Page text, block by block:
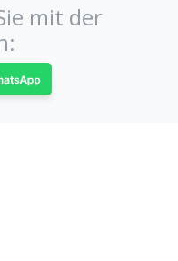
mit der